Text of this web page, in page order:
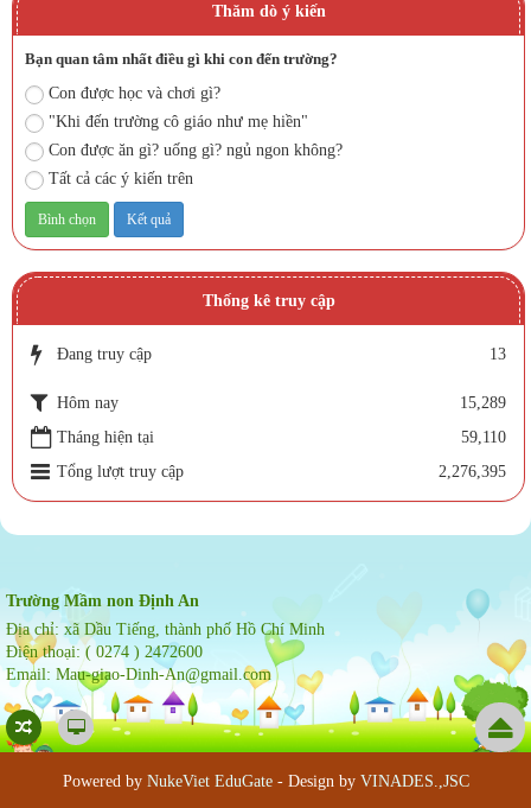
Thăm dò ý kiến
Bạn quan tâm nhất điều gì khi con đến trường?
Con được học và chơi gì?
"Khi đến trường cô giáo như mẹ hiền"
Con được ăn gì? uống gì? ngủ ngon không?
Tất cả các ý kiến trên
Thống kê truy cập
Đang truy cập 13
Hôm nay
15,289
Tháng hiện tại
59,110
Tổng lượt truy cập
2,276,395
Trường Mầm non Định An
Địa chỉ: xã Dầu Tiếng, thành phố Hồ Chí Minh
Điện thoại: ( 0274 ) 2472600
Email: Mau-giao-Dinh-An@gmail.com
Powered by NukeViet EduGate- Design by VINADES.,JSC